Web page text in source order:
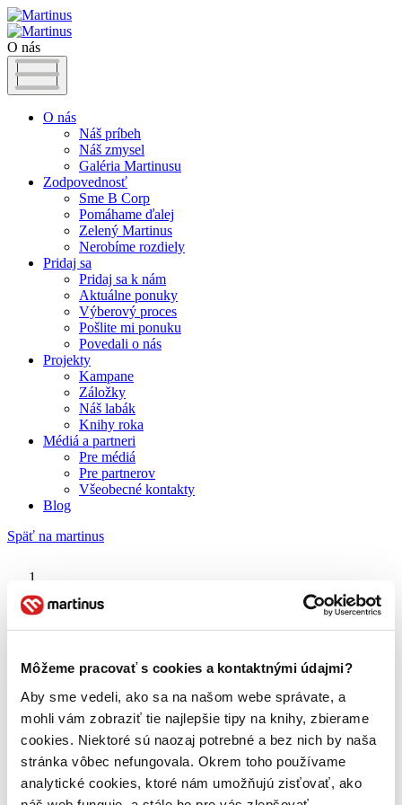
Môžeme pracovať s cookies a kontaktnými údajmi?
Aby sme vedeli, ako sa na našom webe správate, a
mohli vám zobraziť tie najlepšie tipy na knihy, zbierame
cookies. Niektoré sú naozaj potrebné a bez nich by naša
stránka vôbec nefungovala. Okrem toho používame
analytické cookies, ktoré nám umožňujú zisťovať, ako
O nás
O nás
Náš príbeh
Náš zmysel
Galéria Martinusu
Zodpovednosť
Sme B Corp
Pomáhame ďalej
Zelený Martinus
Nerobíme rozdiely
Pridaj sa
Pridaj sa k nám
Aktuálne ponuky
Výberový proces
Pošlite mi ponuku
Povedali o nás
Projekty
Kampane
Záložky
Náš labák
Knihy roka
Médiá a partneri
Pre médiá
Pre partnerov
Všeobecné kontakty
Blog
Späť na martinus
Jen Campbell
O nás
Náš príbeh
Galéria Martinusu
Zodpovednosť
Sme B Corp